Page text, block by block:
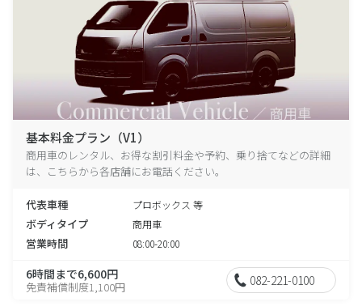
基本料金プラン（V1）
商用車のレンタル、お得な割引料金や予約、乗り捨てなどの詳細
は、こちらから各店舗にお電話ください。
代表車種 プロボックス 等
ボディタイプ 商用車
営業時間 08:00-20:00
6時間まで6,600円
免責補償制度1,100円 082-221-0100